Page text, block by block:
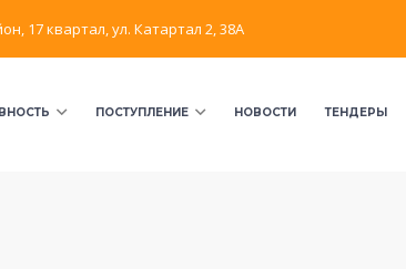
17 квартал, ул. Катартал 2, 38А
ПОСТУПЛЕНИЕ НОВОСТИ ТЕНДЕРЫ